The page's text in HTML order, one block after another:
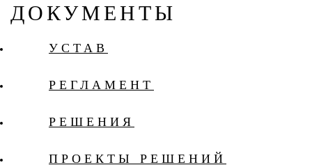
ДОКУМЕНТЫ
УСТАВ
РЕГЛАМЕНТ
РЕШЕНИЯ
ПРОЕКТЫ РЕШЕНИЙ